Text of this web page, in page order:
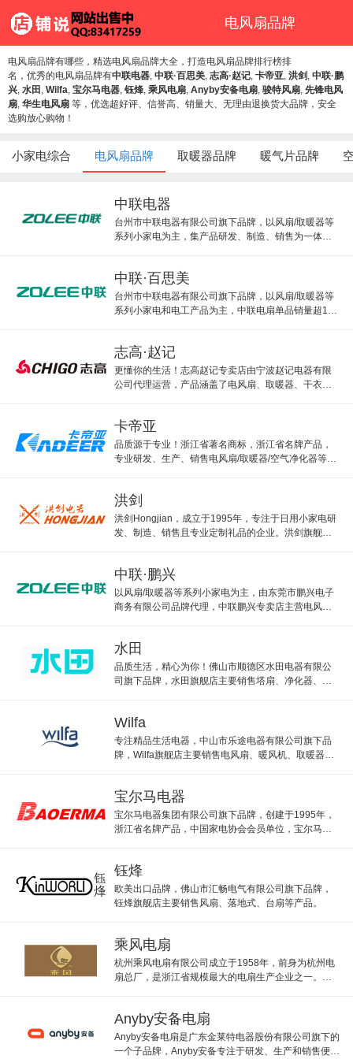
电风扇品牌
电风扇品牌有哪些，精选电风扇品牌大全，打造电风扇品牌排行榜排
名，优秀的电风扇品牌有中联电器, 中联·百思美, 志高·赵记, 卡帝亚, 洪剑 , 中联·鹏
兴, 水田 , Wilfa, 宝尔马电器, 钰烽, 乘风电扇, Anyby安备电扇, 骏特风扇, 先锋电风
扇, 华生电风扇 等，优选超好评、信誉高、销量大、无理由退换货大品牌，安全
选购放心购物！
小家电综合 电风扇品牌 取暖器品牌 暖气片品牌
中联电器
台州市中联电器有限公司旗下品牌，以风扇/取暖器等
系列小家电为主，集产品研发、制造、销售为一体的
中联·百思美
台州市中联电器有限公司旗下品牌，以风扇/取暖器等
系列小家电和电工产品为主，中联电扇单品销量超10
志高·赵记
更懂你的生活！志高赵记专卖店由宁波赵记电器有限
公司代理运营，产品涵盖了电风扇、取暖器、干衣
卡帝亚
品质源于专业！浙江省著名商标，浙江省名牌产品，
专业研发、生产、销售电风扇/取暖器/空气净化器等小
洪剑
洪剑Hongjian，成立于1995年，专注于日用小家电研
发、制造、销售且专业定制礼品的企业。洪剑旗舰店
中联·鹏兴
以风扇/取暖器等系列小家电为主，由东莞市鹏兴电子
商务有限公司品牌代理，中联鹏兴专卖店主营电风
水田
品质生活，精心为你！佛山市顺德区水田电器有限公
司旗下品牌，水田旗舰店主要销售塔扇、净化器、取
Wilfa
专注精品生活电器，中山市乐途电器有限公司旗下品
牌，Wilfa旗舰店主要销售电风扇、暖风机、取暖器等
宝尔马电器
宝尔马电器集团有限公司旗下品牌，创建于1995年，
浙江省名牌产品，中国家电协会会员单位，宝尔马以
钰烽
欧美出口品牌，佛山市汇畅电气有限公司旗下品牌，
钰烽旗舰店主要销售风扇、落地式、台扇等产品。
乘风电扇
杭州乘风电扇有限公司成立于1958年，前身为杭州电
扇总厂，是浙江省规模最大的电扇生产企业之一。产
Anyby安备电扇
Anyby安备电扇是广东金莱特电器股份有限公司旗下的
一个子品牌，Anyby安备专注于研发、生产和销售便携